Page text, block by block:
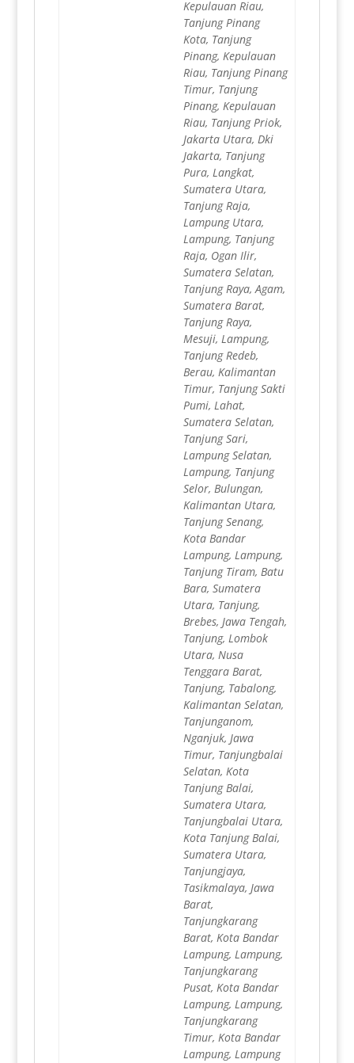
Kepulauan Riau,
Tanjung Pinang
Kota, Tanjung
Pinang, Kepulauan
Riau, Tanjung Pinang
Timur, Tanjung
Pinang, Kepulauan
Riau, Tanjung Priok,
Jakarta Utara, Dki
Jakarta, Tanjung
Pura, Langkat,
Sumatera Utara,
Tanjung Raja,
Lampung Utara,
Lampung, Tanjung
Raja, Ogan Ilir,
Sumatera Selatan,
Tanjung Raya, Agam,
Sumatera Barat,
Tanjung Raya,
Mesuji, Lampung,
Tanjung Redeb,
Berau, Kalimantan
Timur, Tanjung Sakti
Pumi, Lahat,
Sumatera Selatan,
Tanjung Sari,
Lampung Selatan,
Lampung, Tanjung
Selor, Bulungan,
Kalimantan Utara,
Tanjung Senang,
Kota Bandar
Lampung, Lampung,
Tanjung Tiram, Batu
Bara, Sumatera
Utara, Tanjung,
Brebes, Jawa Tengah,
Tanjung, Lombok
Utara, Nusa
Tenggara Barat,
Tanjung, Tabalong,
Kalimantan Selatan,
Tanjunganom,
Nganjuk, Jawa
Timur, Tanjungbalai
Selatan, Kota
Tanjung Balai,
Sumatera Utara,
Tanjungbalai Utara,
Kota Tanjung Balai,
Sumatera Utara,
Tanjungjaya,
Tasikmalaya, Jawa
Barat,
Tanjungkarang
Barat, Kota Bandar
Lampung, Lampung,
Tanjungkarang
Pusat, Kota Bandar
Lampung, Lampung,
Tanjungkarang
Timur, Kota Bandar
Lampung, Lampung